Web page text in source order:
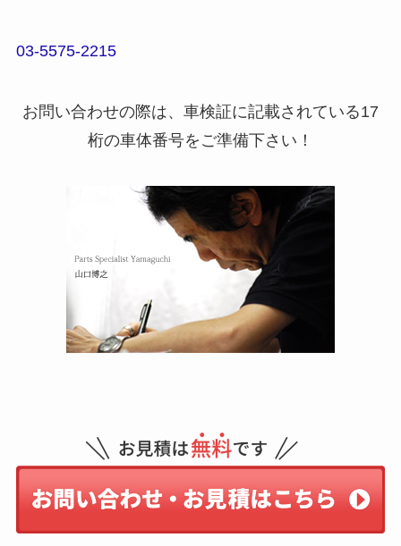
03-5575-2215
お問い合わせの際は、車検証に記載されている17
桁の車体番号をご準備下さい！